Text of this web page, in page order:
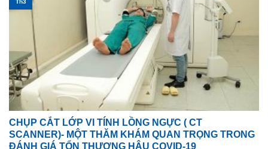
CHỤP CẮT LỚP VI TÍNH LỒNG NGỰC ( CT
SCANNER)- MỘT THĂM KHÁM QUAN TRỌNG TRONG
ĐÁNH GIÁ TỔN THƯƠNG HẬU COVID-19